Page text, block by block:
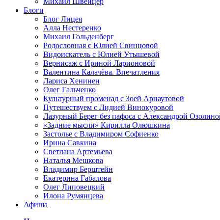
Блоги
Блог Лицея
Алла Нестеренко
Михаил Гольденберг
Родословная с Юлией Свинцовой
Видоискатель с Юлией Утышевой
Вернисаж с Ириной Ларионовой
Валентина Калачёва. Впечатления
Лариса Хенинен
Олег Гальченко
Культурный променад с Зоей Арнаутовой
Путешествуем с Лидией Винокуровой
Лазурный Берег без пафоса с Александрой
«Задние мысли» Кирилла Олюшкина
Застолье с Владимиром Софиенко
Ирина Савкина
Светлана Артемьева
Наталья Мешкова
Владимир Берштейн
Екатерина Габалова
Олег Липовецкий
Илона Румянцева
Афиша